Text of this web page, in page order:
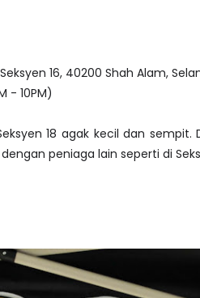
16, 40200 Shah Alam,
- 10PM)
18 agak kecil dan sempit.
peniaga lain seperti di